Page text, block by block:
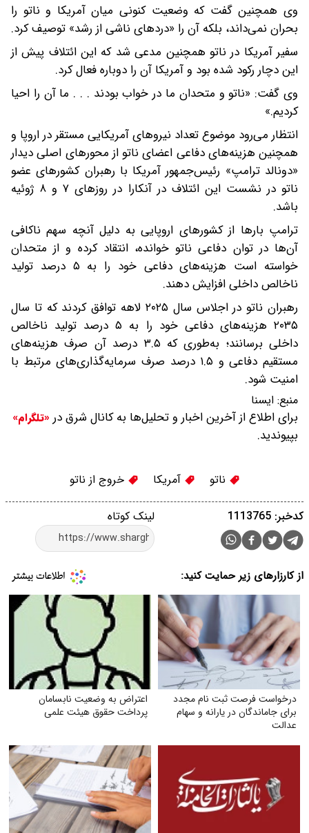
وی همچنین گفت که وضعیت کنونی میان آمریکا و ناتو را
بحران نمی‌داند، بلکه آن را «دردهای ناشی از رشد» توصیف کرد.
سفیر آمریکا در ناتو همچنین مدعی شد که این ائتلاف پیش از
این دچار رکود شده بود و آمریکا آن را دوباره فعال کرد.
وی گفت: «ناتو و متحدان ما در خواب بودند . . . ما آن را احیا
کردیم.»
انتظار می‌رود موضوع تعداد نیروهای آمریکایی مستقر در اروپا و
همچنین هزینه‌های دفاعی اعضای ناتو از محورهای اصلی دیدار
«دونالد ترامپ» رئیس‌جمهور آمریکا با رهبران کشورهای عضو
ناتو در نشست این ائتلاف در آنکارا در روزهای ۷ و ۸ ژوئیه
باشد.
ترامپ بارها از کشورهای اروپایی به دلیل آنچه سهم ناکافی
آن‌ها در توان دفاعی ناتو خوانده، انتقاد کرده و از متحدان
خواسته است هزینه‌های دفاعی خود را به ۵ درصد تولید
ناخالص داخلی افزایش دهند.
رهبران ناتو در اجلاس سال ۲۰۲۵ لاهه توافق کردند که تا سال
۲۰۳۵ هزینه‌های دفاعی خود را به ۵ درصد تولید ناخالص
داخلی برسانند؛ به‌طوری که ۳.۵ درصد آن صرف هزینه‌های
مستقیم دفاعی و ۱.۵ درصد صرف سرمایه‌گذاری‌های مرتبط با
امنیت شود.
منبع: ايسنا
برای اطلاع از آخرین اخبار و تحلیل‌ها به کانال شرق در «تلگرام»
بپیوندید.
ناتو آمریکا خروج از ناتو
لینک کوتاه کدخبر: 1113765
از کارزارهای زیر حمایت کنید:
درخواست فرصت ثبت‌ نام مجدد
برای جاماندگان در یارانه و سهام
عدالت
اعتراض به وضعیت نابسامان
پرداخت حقوق هیئت علمی